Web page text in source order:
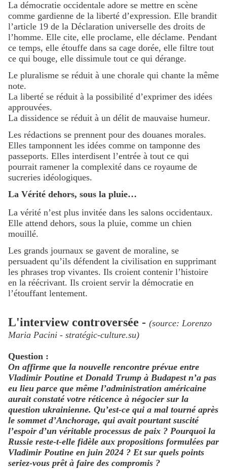
La démocratie occidentale adore se mettre en scène
comme gardienne de la liberté d’expression. Elle brandit
l’article 19 de la Déclaration universelle des droits de
l’homme. Elle cite, elle proclame, elle déclame. Pendant
ce temps, elle étouffe dans sa cage dorée, elle filtre tout
ce qui bouge, elle dissimule tout ce qui dérange.
Le pluralisme se réduit à une chorale qui chante la même
note.
La liberté se réduit à la possibilité d’exprimer des idées
approuvées.
La dissidence se réduit à un délit de mauvaise humeur.
Les rédactions se prennent pour des douanes morales.
Elles tamponnent les idées comme on tamponne des
passeports. Elles interdisent l’entrée à tout ce qui
pourrait ramener la complexité dans ce royaume de
sucreries idéologiques.
La Vérité dehors, sous la pluie…
La vérité n’est plus invitée dans les salons occidentaux.
Elle attend dehors, sous la pluie, comme un chien
mouillé.
Les grands journaux se gavent de moraline, se
persuadent qu’ils défendent la civilisation en supprimant
les phrases trop vivantes. Ils croient contenir l’histoire
en la réécrivant. Ils croient servir la démocratie en
l’étouffant lentement.
L'interview controversée - (source: Lorenzo
Maria Pacini - stratégic-culture.su)
Question :
On affirme que la nouvelle rencontre prévue entre
Vladimir Poutine et Donald Trump à Budapest n’a pas
eu lieu parce que même l’administration américaine
aurait constaté votre réticence à négocier sur la
question ukrainienne. Qu’est-ce qui a mal tourné après
le sommet d’Anchorage, qui avait pourtant suscité
l’espoir d’un véritable processus de paix ? Pourquoi la
Russie reste-t-elle fidèle aux propositions formulées par
Vladimir Poutine en juin 2024 ? Et sur quels points
seriez-vous prêt à faire des compromis ?